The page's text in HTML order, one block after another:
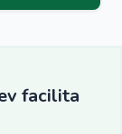
facilita